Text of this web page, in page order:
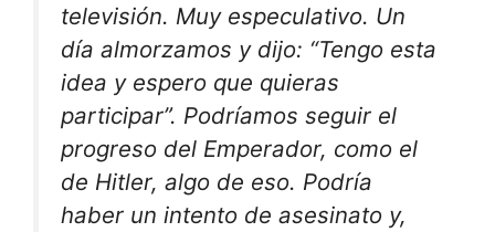
televisión. Muy especulativo. Un
día almorzamos y dijo: “Tengo esta
idea y espero que quieras
participar”. Podríamos seguir el
progreso del Emperador, como el
de Hitler, algo de eso. Podría
haber un intento de asesinato y,